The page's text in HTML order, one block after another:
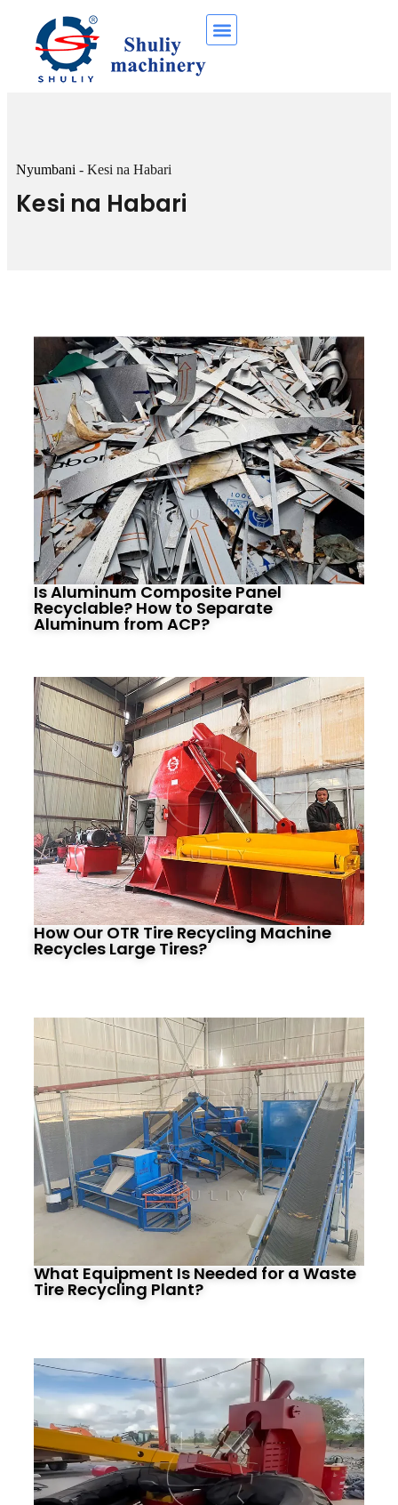
Nyumbani - Kesi na Habari
Kesi na Habari
Is Aluminum Composite Panel
Recyclable? How to Separate
Aluminum from ACP?
How Our OTR Tire Recycling Machine
Recycles Large Tires?
What Equipment Is Needed for a Waste
Tire Recycling Plant?